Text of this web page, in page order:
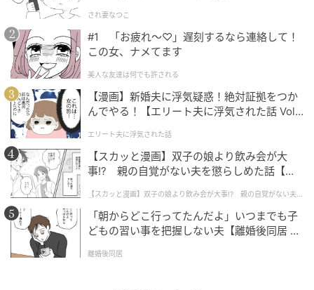
され妻なつこ
#1 「お疲れ〜♡」遅刻するなら連絡して！
この女、ナメてます
美人な友達は何でも許される
【漫画】新婚夫に浮気疑惑！絶対証拠をつか
んでやる！【エリート夫に浮気された話 Vol.
エリート夫に浮気された話
【スカッと漫画】双子の娘より飲み会が大
事!? 親の自覚がない夫を懲らしめた話【第1
【スカッと漫画】双子の娘より飲み会が大事!? 親の自覚がない夫を
懲らしめた話
「朝からどこ行ってたんだよ」いつまでも子
どもの習い事を把握しない夫【離婚後同居 Vo
離婚後同居